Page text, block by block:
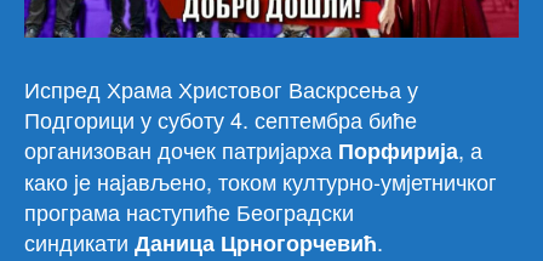
Испред Храма Христовог Васкрсења у
Подгорици у суботу 4. септембра биће
организован дочек патриjарха Порфирија, а
како jе наjављено, током културно-умjетничког
програма наступиће Београдски
синдикати Даница Црногорчевић.